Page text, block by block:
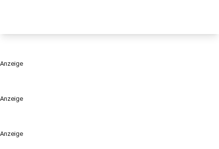
Anzeige
Anzeige
Anzeige